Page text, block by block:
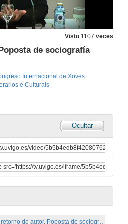
Visto 1107 veces
de sociografía
Internacional de Xoves
e Culturais
Ocultar
de Preguntas
de feb. de 2016
sesiónd e comunicacións
de Preguntas
de feb. de 2016
O retorno do autor. Poposta de sociografía